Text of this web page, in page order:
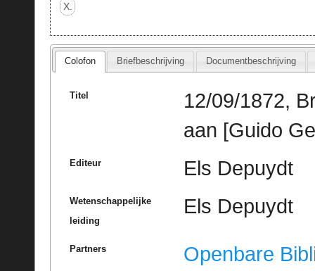
X.
Colofon Briefbeschrijving Documentbeschrijving
Titel
12/09/1872,
aan [Guido
Editeur Els Depuydt
Wetenschappelijke
leiding
Els Depuydt
Partners
Openbare